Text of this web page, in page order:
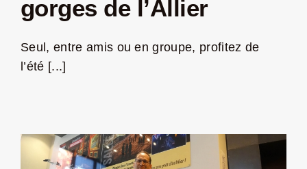
gorges de l’Allier
Seul, entre amis ou en groupe, profitez de
l’été [...]